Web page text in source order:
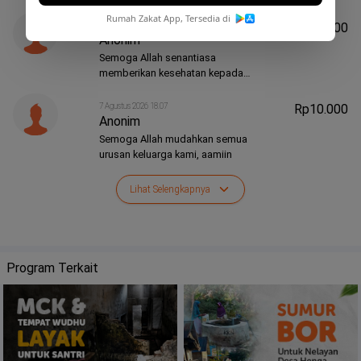
Rumah Zakat App, Tersedia di
Tunaikan Sekarang" untuk infak disini
Terimakasih banyak sahabat, jazakumullah khairan.
7 Agustus 2026 18.13
Anonim
Semoga Allah senantiasa
memberikan kesehatan kepadaku
Rp10.000
7 Agustus 2026 18.07
Anonim
Semoga Allah mudahkan semua
urusan keluarga kami, aamiin
Rp10.000
Lihat Selengkapnya
Program Terkait